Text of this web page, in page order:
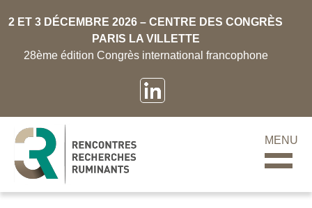
2 ET 3 DÉCEMBRE 2026 – CENTRE DES CONGRÈS
PARIS LA VILLETTE
28ème édition Congrès international francophone
MENU